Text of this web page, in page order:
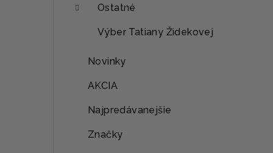
Ostatné
Výber Tatiany Židekovej
Novinky
AKCIA
Najpredávanejšie
Značky